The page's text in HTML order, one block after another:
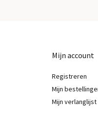
Mijn account
Registreren
Mijn
Mijn verlanglijst